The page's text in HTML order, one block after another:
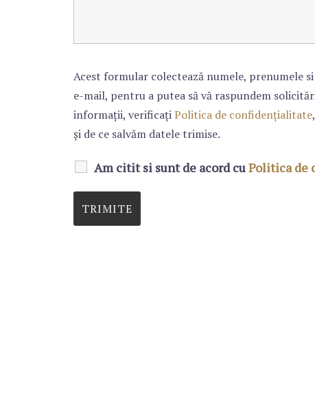
Acest formular colectează numele, prenumele
e-mail, pentru a putea să vă raspundem
informații, verificațiPolitica de confidențialitate
și de ce salvăm datele trimise.
Am citit si sunt de acord cuPolitica de